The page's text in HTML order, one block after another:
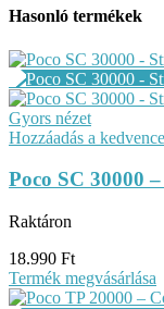
Hasonló termékek
Gyors nézet
Hozzáadás a
Poco SC 30000
Raktáron
18.990 Ft
Termék megvásárlása